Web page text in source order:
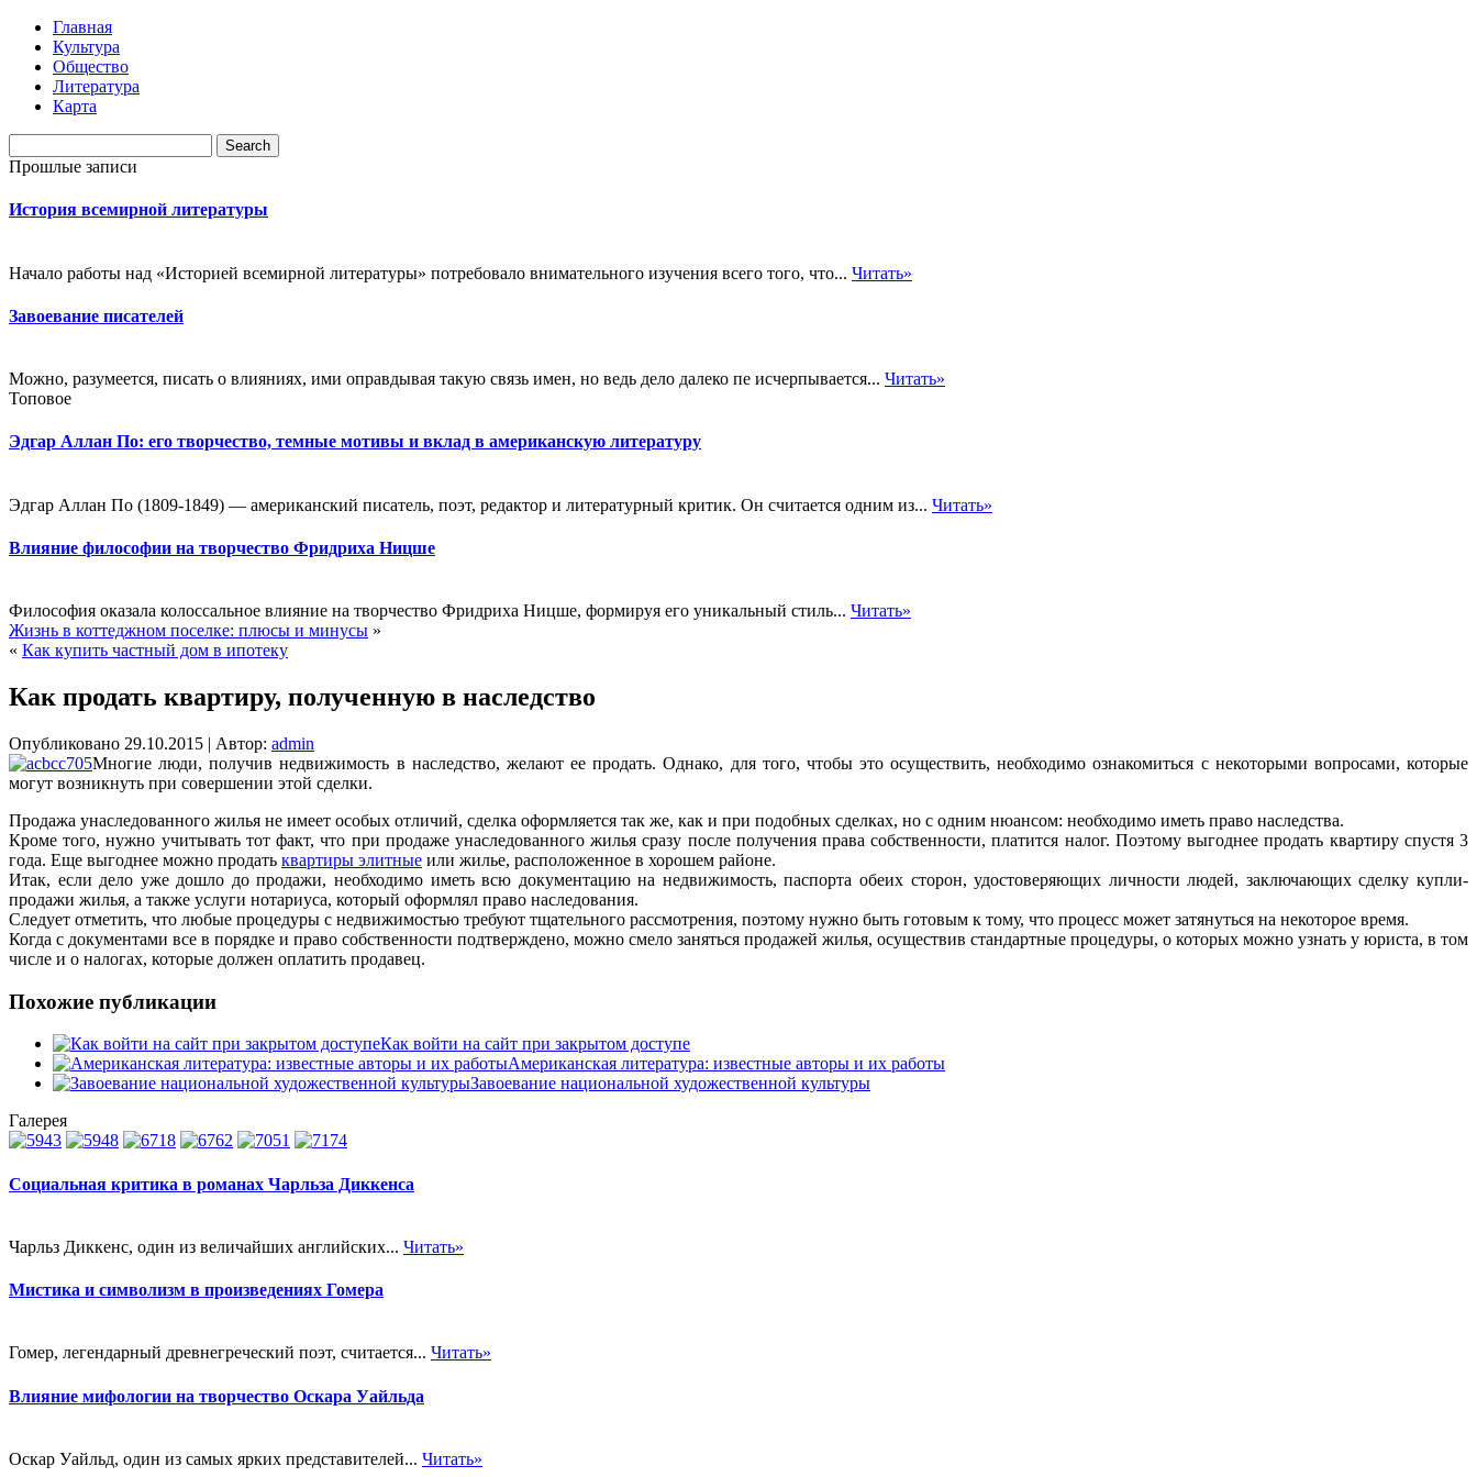
Главная
Культура
Общество
Литература
Карта
Прошлые записи
История всемирной литературы
Начало работы над «Историей всемирной литературы» потребовало внимательного изучения всего того, что... Читать»
Завоевание писателей
Можно, разумеется, писать о влияниях, ими оправдывая такую связь имен, но ведь дело далеко пе исчерпывается... Читать»
Топовое
Эдгар Аллан По: его творчество, темные мотивы и вклад в американскую литературу
Эдгар Аллан По (1809-1849) — американский писатель, поэт, редактор и литературный критик. Он считается одним из... Читать»
Влияние философии на творчество Фридриха Ницше
Философия оказала колоссальное влияние на творчество Фридриха Ницше, формируя его уникальный стиль... Читать»
Жизнь в коттеджном поселке: плюсы и минусы »
« Как купить частный дом в ипотеку
Как продать квартиру, полученную в наследство
Опубликовано 29.10.2015 | Автор: admin
Многие люди, получив недвижимость в наследство, желают ее продать. Однако, для того, чтобы это осуществить, необходимо ознакомиться с некоторыми вопросами, которые
могут возникнуть при совершении этой сделки.
Продажа унаследованного жилья не имеет особых отличий, сделка оформляется так же, как и при подобных сделках, но с одним нюансом: необходимо иметь право наследства.
Кроме того, нужно учитывать тот факт, что при продаже унаследованного жилья сразу после получения права собственности, платится налог. Поэтому выгоднее продать квартиру спустя 3
года. Еще выгоднее можно продать квартиры элитные или жилье, расположенное в хорошем районе.
Итак, если дело уже дошло до продажи, необходимо иметь всю документацию на недвижимость, паспорта обеих сторон, удостоверяющих личности людей, заключающих сделку купли-
продажи жилья, а также услуги нотариуса, который оформлял право наследования.
Следует отметить, что любые процедуры с недвижимостью требуют тщательного рассмотрения, поэтому нужно быть готовым к тому, что процесс может затянуться на некоторое время.
Когда с документами все в порядке и право собственности подтверждено, можно смело заняться продажей жилья, осуществив стандартные процедуры, о которых можно узнать у юриста, в том
числе и о налогах, которые должен оплатить продавец.
Похожие публикации
Как войти на сайт при закрытом доступе
Американская литература: известные авторы и их работы
Завоевание национальной художественной культуры
Галерея
Социальная критика в романах Чарльза Диккенса
Чарльз Диккенс, один из величайших английских... Читать»
Мистика и символизм в произведениях Гомера
Гомер, легендарный древнегреческий поэт, считается... Читать»
Влияние мифологии на творчество Оскара Уайльда
Оскар Уайльд, один из самых ярких представителей... Читать»